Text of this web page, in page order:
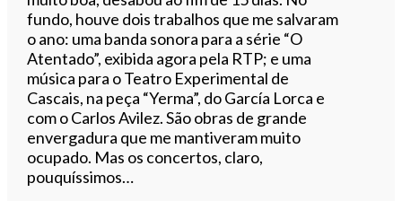
fundo, houve dois trabalhos que me salvaram
o ano: uma banda sonora para a série “O
Atentado”, exibida agora pela RTP; e uma
música para o Teatro Experimental de
Cascais, na peça “Yerma”, do García Lorca e
com o Carlos Avilez. São obras de grande
envergadura que me mantiveram muito
ocupado. Mas os concertos, claro,
pouquíssimos…